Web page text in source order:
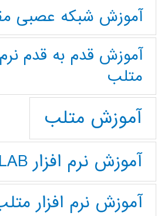
آموزش شبکه عصبی
آموزش قدم به قدم نرم
متلب
آموزش متلب
آموزش نرم افزار MATLAB
آموزش نرم افزار